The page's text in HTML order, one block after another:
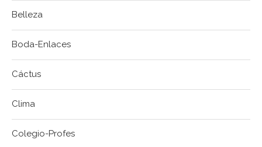
Belleza
Boda-Enlaces
Cáctus
Clima
Colegio-Profes